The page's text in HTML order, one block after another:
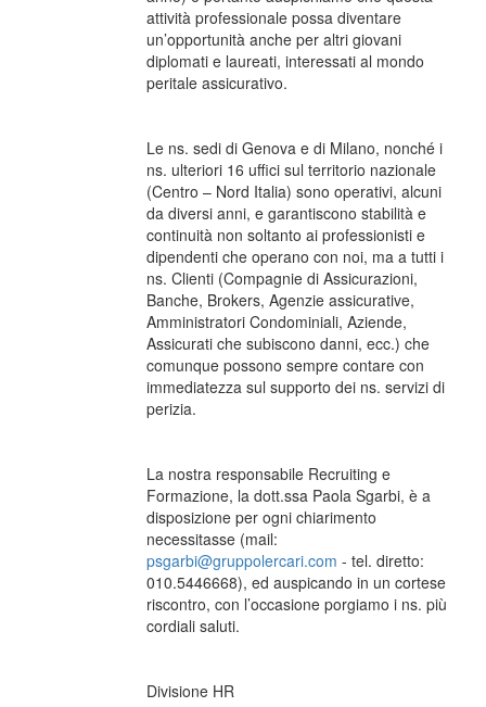
attività professionale possa diventare
un’opportunità anche per altri giovani
diplomati e laureati, interessati al mondo
peritale assicurativo.
Le ns. sedi di Genova e di Milano, nonché i
ns. ulteriori 16 uffici sul territorio nazionale
(Centro – Nord Italia) sono operativi, alcuni
da diversi anni, e garantiscono stabilità e
continuità non soltanto ai professionisti e
dipendenti che operano con noi, ma a tutti i
ns. Clienti (Compagnie di Assicurazioni,
Banche, Brokers, Agenzie assicurative,
Amministratori Condominiali, Aziende,
Assicurati che subiscono danni, ecc.) che
comunque possono sempre contare con
immediatezza sul supporto dei ns. servizi di
perizia.
La nostra responsabile Recruiting e
Formazione, la dott.ssa Paola Sgarbi, è a
disposizione per ogni chiarimento
necessitasse (mail:
psgarbi@gruppolercari.com - tel. diretto:
010.5446668), ed auspicando in un cortese
riscontro, con l’occasione porgiamo i ns. più
cordiali saluti.
Divisione HR